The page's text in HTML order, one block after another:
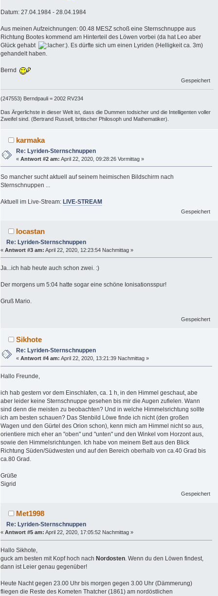
Datum: 27.04.1984 - 28.04.1984
Aus meinen Aufzeichnungen: 00.48 MESZ schoß eine Sternschnuppe aus
Richtung Bootes kommend am Hinterteil des Löwen vorbei (da hat Leo aber
Glück gehabt
). Es dürfte sich um einen Lyriden (Helligkeit ca. 3m)
gehandelt haben.
Bernd
Gespeichert
(247553) Berndpauli = 2002 RV234
Das Ärgerlichste in dieser Welt ist, dass die Dummen todsicher und die Intelligenten voller
Zweifel sind. (Bertrand Russell, britischer Philosoph und Mathematiker).
karmaka
Re: Lyriden-Sternschnuppen
«Antwort #2 am: April 22, 2020, 09:28:26 Vormittag »
So mancher sucht aktuell auf seinem heimischen Bildschirm nach
Sternschnuppen ...
Aktuell im Live-Stream: LIVE-STREAM
Gespeichert
locastan
Re: Lyriden-Sternschnuppen
« Antwort #3 am: April 22, 2020, 12:23:54 Nachmittag »
Ja...ich hab heute auch schon zwei. :)
Der morgens um 5:04 hatte sogar eine schöne Ionisationsspur!
Gruß Mario.
Gespeichert
Sikhote
Re: Lyriden-Sternschnuppen
«Antwort #4 am: April 22, 2020, 13:21:39 Nachmittag »
Hallo Freunde,
ich hab gestern vor dem Einschlafen, ca. 1 h, in den Himmel geschaut, abe
aber leider keine Sternschnuppe gesehen bis mir die Augen zufielen. Wann
sind denn die meisten zu beobachten? Und in welche Himmelsrichtung sollte
ich am besten schauen? Das Stenbild Löwe finde ich nicht (den großen
Wagen und den Gürtel des Orion schon), kenn mich am Himmel nicht so aus,
orientiere mich eher an "oben" und "unten" und den Winkel vom Horzont aus,
sowie den Himmelsrichtungen. Ich habe von meinem Bett aus den Blick
Richtung Süden/Südwesten und auf den Bereich oberhalb von ca.40 Grad bis
ca.80 Grad.
Grüße
Sigrid
Gespeichert
Met1998
Re: Lyriden-Sternschnuppen
« Antwort #5 am: April 22, 2020, 17:05:52 Nachmittag »
Hallo Sikhote,
guck am besten mit Kopf hoch nach Nordosten. Wenn du den Löwen findest,
dann ist Leier genau gegenüber!
Heute Nacht gegen 23.00 Uhr bis morgen gegen 3.00 Uhr (Dämmerung)
fliegen die Reste des Kometen Thatcher (1861) am nordöstlichen